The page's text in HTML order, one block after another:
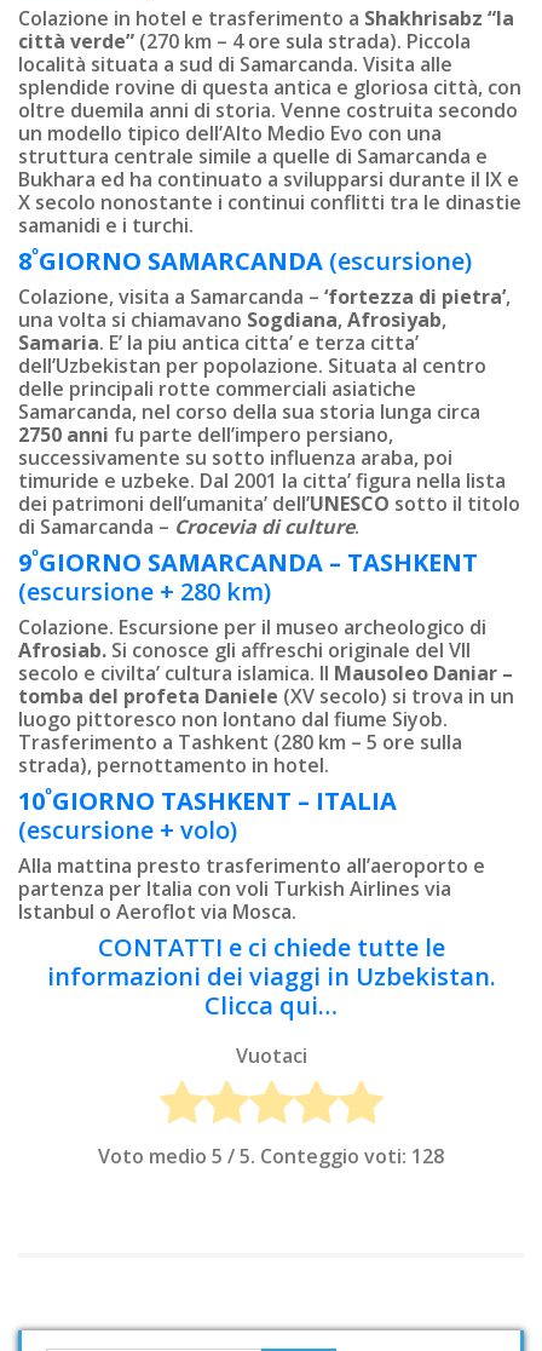
Colazione in hotel e trasferimento a Shakhrisabz “la
città verde” (270 km – 4 ore sula strada). Piccola
località situata a sud di Samarcanda. Visita alle
splendide rovine di questa antica e gloriosa città, con
oltre duemila anni di storia. Venne costruita secondo
un modello tipico dell’Alto Medio Evo con una
struttura centrale simile a quelle di Samarcanda e
Bukhara ed ha continuato a svilupparsi durante il IX e
X secolo nonostante i continui conflitti tra le dinastie
samanidi e i turchi.
8ºGIORNO SAMARCANDA (escursione)
Colazione, visita a Samarcanda – ‘fortezza di pietra’,
una volta si chiamavano Sogdiana,Afrosiyab,
Samaria. E’ la piu antica citta’ e terza citta’
dell’Uzbekistan per popolazione. Situata al centro
delle principali rotte commerciali asiatiche
Samarcanda, nel corso della sua storia lunga circa
2750 anni fu parte dell’impero persiano,
successivamente su sotto influenza araba, poi
timuride e uzbeke. Dal 2001 la citta’ figura nella lista
dei patrimoni dell’umanita’ dell’UNESCO sotto il titolo
di Samarcanda – Crocevia di culture.
9ºGIORNO SAMARCANDA – TASHKENT
(escursione + 280 km)
Colazione. Escursione per il museo archeologico di
Afrosiab. Si conosce gli affreschi originale del VII
secolo e civilta’ cultura islamica. Il Mausoleo Daniar –
tomba del profeta Daniele (XV secolo) si trova in un
luogo pittoresco non lontano dal fiume Siyob.
Trasferimento a Tashkent (280 km – 5 ore sulla
strada), pernottamento in hotel.
10ºGIORNO TASHKENT – ITALIA
(escursione + volo)
Alla mattina presto trasferimento all’aeroporto e
partenza per Italia con voli Turkish Airlines via
Istanbul o Aeroflot via Mosca.
CONTATTI e ci chiede tutte le
informazioni dei viaggi in Uzbekistan.
Clicca qui…
Vuotaci
Voto medio 5 / 5. Conteggio voti: 128